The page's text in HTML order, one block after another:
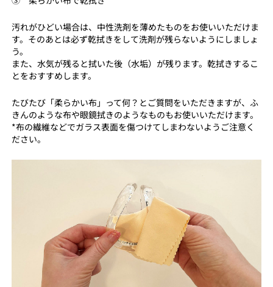
汚れがひどい場合は、中性洗剤を薄めたものをお使いいただけま
す。そのあとは必ず乾拭きをして洗剤が残らないようにしましょ
う。
また、水気が残ると拭いた後（水垢）が残ります。乾拭きするこ
とをおすすめします。
たびたび「柔らかい布」って何？とご質問をいただきますが、ふ
きんのような布や眼鏡拭きのようなものもお使いいただけます。
*布の繊維などでガラス表面を傷つけてしまわないようご注意く
ださい。